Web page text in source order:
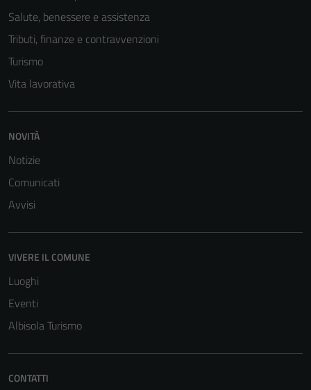
Salute, benessere e assistenza
Tributi, finanze e contravvenzioni
Turismo
Vita lavorativa
NOVITÀ
Notizie
Comunicati
Avvisi
VIVERE IL COMUNE
Luoghi
Eventi
Albisola Turismo
CONTATTI